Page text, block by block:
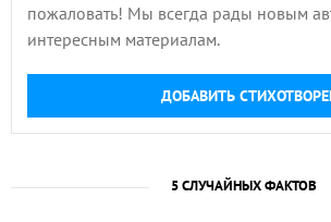
пожаловать! Мы всегда рады новым
интересным материалам.
ДОБАВИТЬ
5 СЛУЧАЙНЫХ ФАКТОВ